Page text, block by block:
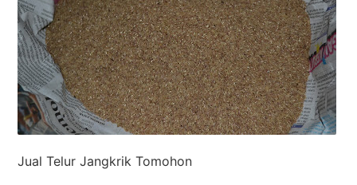
Jual Telur Jangkrik Tomohon